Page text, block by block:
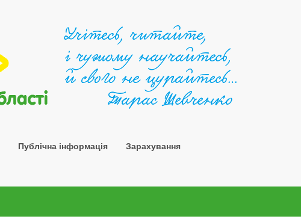
Публічна інформація
Зарахування